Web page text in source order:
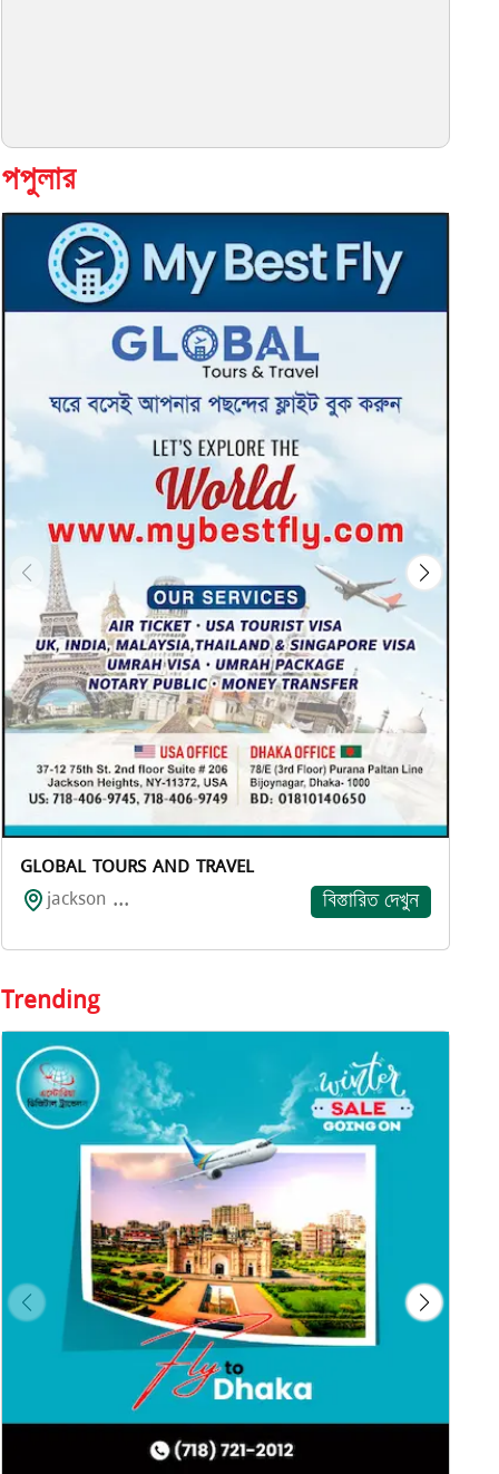
পপুলার
Khan's Tutorial
New York
বিস্তারিত দেখুন
Trending
Digital Travel & Tours Astoria
New York
বিস্তারিত দেখুন